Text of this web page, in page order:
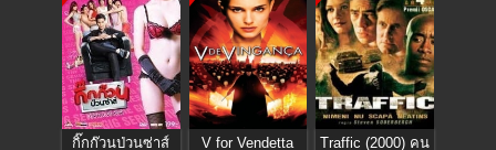
กิ๊กก๊วนป่วนซ่าส์
V for Vendetta
Traffic (2000) คน